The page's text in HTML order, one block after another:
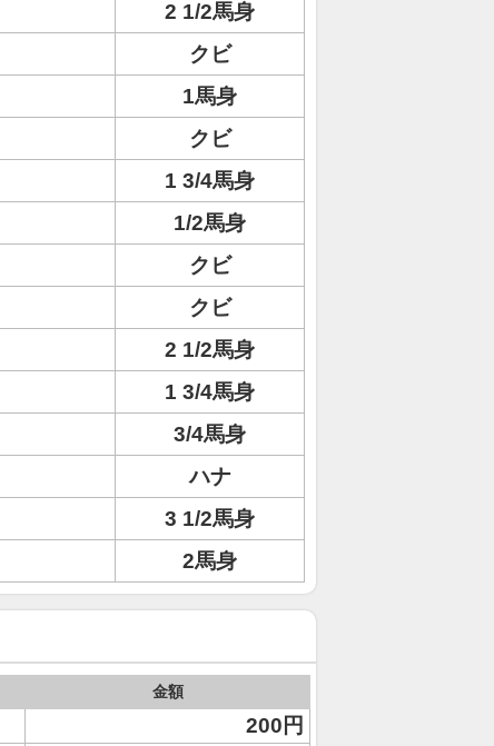
2 1/2馬身
クビ
1馬身
クビ
1 3/4馬身
1/2馬身
クビ
クビ
2 1/2馬身
1 3/4馬身
3/4馬身
ハナ
3 1/2馬身
2馬身
金額
200円